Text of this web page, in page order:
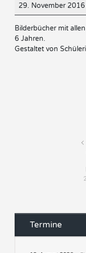
29. November 2016
Bilderbücher mit
6 Jahren.
Gestaltet von
Termine